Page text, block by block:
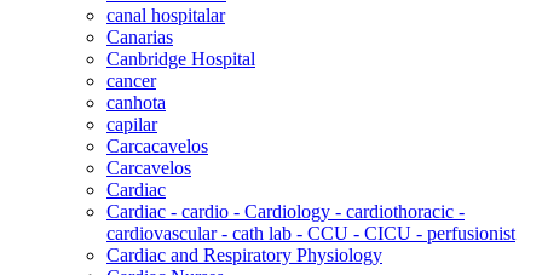
canal hospitalar
Canarias
Canbridge Hospital
cancer
canhota
capilar
Carcacavelos
Carcavelos
Cardiac
Cardiac - cardio - Cardiology - cardiothoracic -
cardiovascular - cath lab - CCU - CICU - perfusionist
Cardiac and Respiratory Physiology